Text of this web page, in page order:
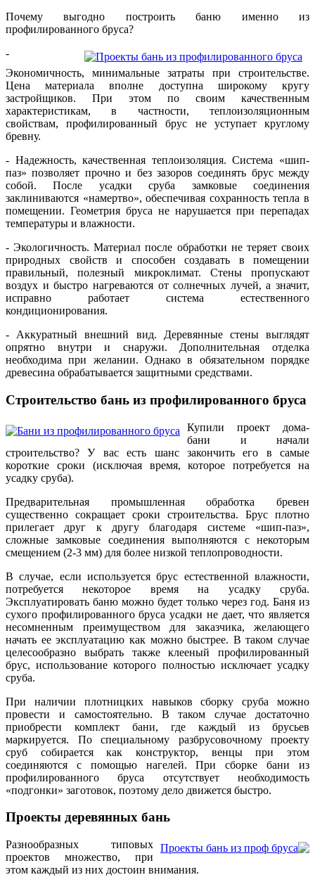
Почему выгодно построить баню именно из
профилированного бруса?
-
Экономичность, минимальные затраты при строительстве.
Цена материала вполне доступна широкому кругу
застройщиков. При этом по своим качественным
характеристикам, в частности, теплоизоляционным
свойствам, профилированный брус не уступает круглому
бревну.
- Надежность, качественная теплоизоляция. Система «шип-
паз» позволяет прочно и без зазоров соединять брус между
собой. После усадки сруба замковые соединения
заклиниваются «намертво», обеспечивая сохранность тепла в
помещении. Геометрия бруса не нарушается при перепадах
температуры и влажности.
- Экологичность. Материал после обработки не теряет своих
природных свойств и способен создавать в помещении
правильный, полезный микроклимат. Стены пропускают
воздух и быстро нагреваются от солнечных лучей, а значит,
исправно работает система естественного
кондиционирования.
- Аккуратный внешний вид. Деревянные стены выглядят
опрятно внутри и снаружи. Дополнительная отделка
необходима при желании. Однако в обязательном порядке
древесина обрабатывается защитными средствами.
Строительство бань из профилированного бруса
Купили проект дома-
бани и начали
строительство? У вас есть шанс закончить его в самые
короткие сроки (исключая время, которое потребуется на
усадку сруба).
Предварительная промышленная обработка бревен
существенно сокращает сроки строительства. Брус плотно
прилегает друг к другу благодаря системе «шип-паз»,
сложные замковые соединения выполняются с некоторым
смещением (2-3 мм) для более низкой теплопроводности.
В случае, если используется брус естественной влажности,
потребуется некоторое время на усадку сруба.
Эксплуатировать баню можно будет только через год. Баня из
сухого профилированного бруса усадки не дает, что является
несомненным преимуществом для заказчика, желающего
начать ее эксплуатацию как можно быстрее. В таком случае
целесообразно выбрать также клееный профилированный
брус, использование которого полностью исключает усадку
сруба.
При наличии плотницких навыков сборку сруба можно
провести и самостоятельно. В таком случае достаточно
приобрести комплект бани, где каждый из брусьев
маркируется. По специальному разбрусовочному проекту
сруб собирается как конструктор, венцы при этом
соединяются с помощью нагелей. При сборке бани из
профилированного бруса отсутствует необходимость
«подгонки» заготовок, поэтому дело движется быстро.
Проекты деревянных бань
Разнообразных типовых
проектов множество, при
этом каждый из них достоин внимания.